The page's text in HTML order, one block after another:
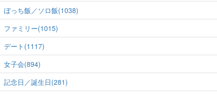
ぼっち飯／ソロ飯(1038)
ファミリー(1015)
デート(1117)
女子会(894)
記念日／誕生日(281)